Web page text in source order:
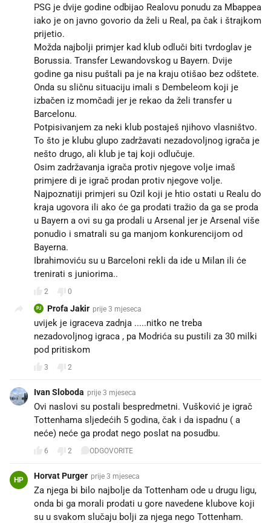
PSG je dvije godine odbijao Realovu ponudu za Mbappea
iako je on javno govorio da želi u Real, pa čak i štrajkom
prijetio.
Možda najbolji primjer kad klub odluči biti tvrdoglav je
Borussia. Transfer Lewandovskog u Bayern. Dvije
godine ga nisu puštali pa je na kraju otišao bez odštete.
Onda su sličnu situaciju imali s Dembeleom koji je
izbačen iz momčadi jer je rekao da želi transfer u
Barcelonu.
Potpisivanjem za neki klub postaješ njihovo vlasništvo.
To što je klubu glupo zadržavati nezadovoljnog igrača je
nešto drugo, ali klub je taj koji odlučuje.
Osim zadržavanja igrača protiv njegove volje imaš
primjere di je igrač prodan protiv njegove volje.
Najpoznatiji primjeri su Ozil koji je htio ostati u Realu do
kraja ugovora ili ako će ga prodati tražio da ga se proda
u Bayern a ovi su ga prodali u Arsenal jer je Arsenal više
ponudio i smatrali su ga manjom konkurencijom od
Bayerna.
Ibrahimoviću su u Barceloni rekli da ide u Milan ili će
trenirati s juniorima..
2 0
PJ Profa Jakir prije 3 mjeseca
uvijek je igraceva zadnja .....nitko ne treba
nezadovoljnog igraca , pa Modrića su pustili za 30 milki
pod pritiskom
3 2
Ivan Sloboda prije 3 mjeseca
Ovi naslovi su postali bespredmetni. Vušković je igrač
Tottenhama sljedećih 5 godina, čak i da ispadnu ( a
neće) neće ga prodat nego poslat na posudbu.
6 2 ODGOVORITE
HP Horvat Purger prije 3 mjeseca
Za njega bi bilo najbolje da Tottenham ode u drugu ligu,
onda bi ga morali prodati u gore navedene klubove koji
su u svakom slučaju bolji za njega nego Tottenham.